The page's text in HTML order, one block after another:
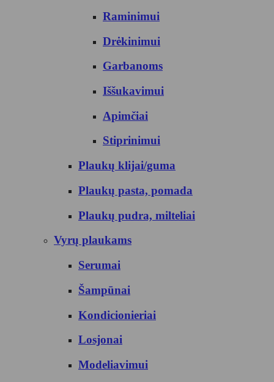
Raminimui
Drėkinimui
Garbanoms
Iššukavimui
Apimčiai
Stiprinimui
Plaukų klijai/guma
Plaukų pasta, pomada
Plaukų pudra, milteliai
Vyrų plaukams
Serumai
Šampūnai
Kondicionieriai
Losjonai
Modeliavimui